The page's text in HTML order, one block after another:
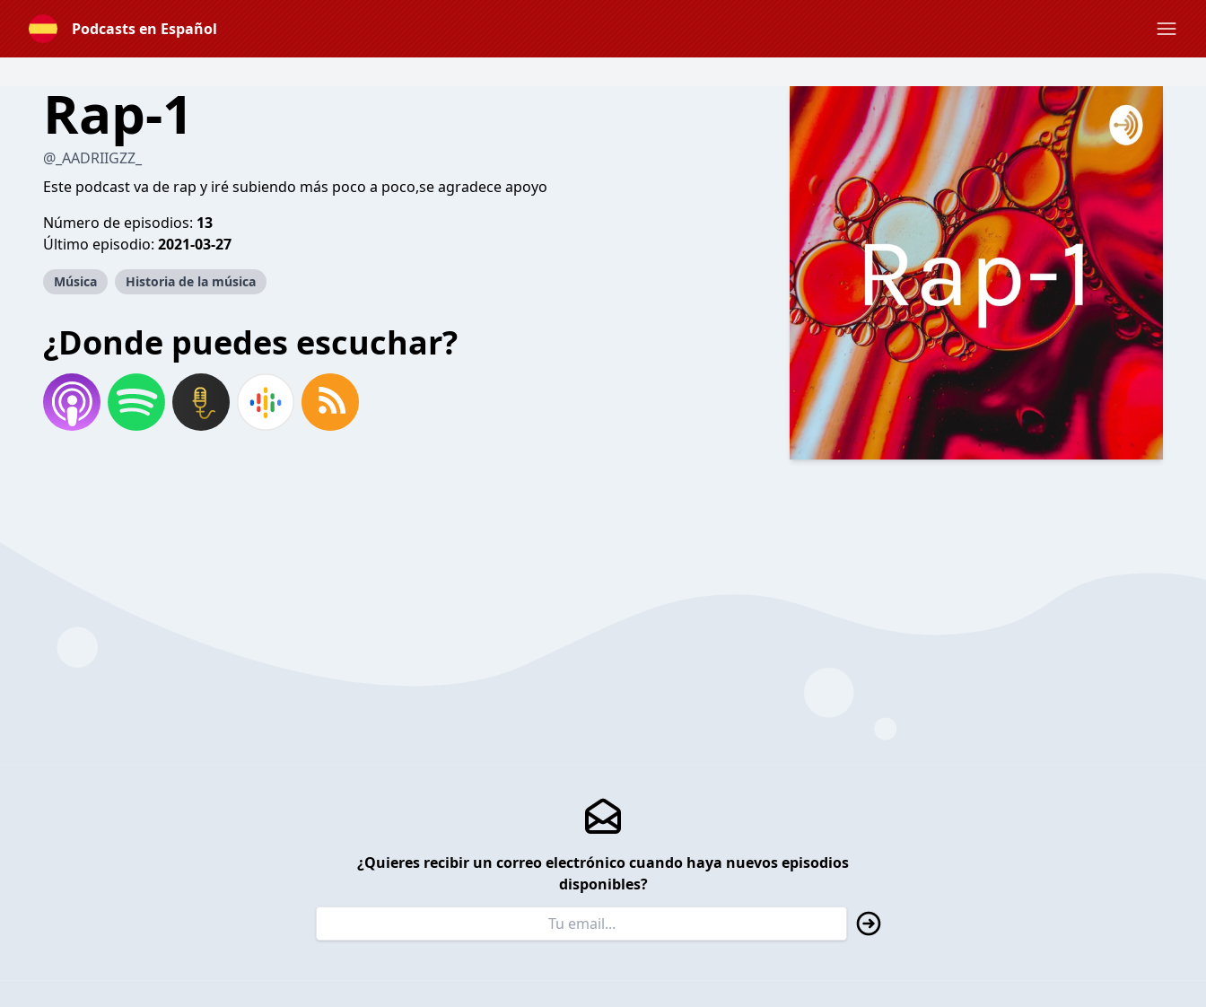
Podcasts en Español
Rap-1
@_AADRIIGZZ_
Este podcast va de rap y iré subiendo más poco a poco,se agradece apoyo
Número de episodios: 13
Último episodio: 2021-03-27
Música Historia de la música
¿Donde puedes escuchar?
¿Quieres recibir un correo electrónico cuando haya nuevos episodios
disponibles?